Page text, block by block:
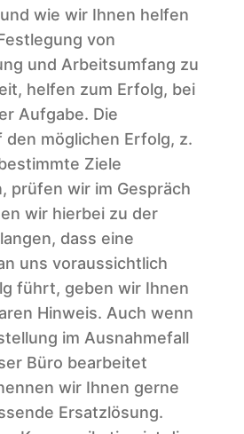
wie wir Ihnen helfen
von
und Arbeitsumfang zu
helfen zum Erfolg, bei
Aufgabe. Die
möglichen Erfolg, z.
Ziele
prüfen wir im Gespräch
wir hierbei zu der
dass eine
uns voraussichtlich
führt, geben wir Ihnen
Hinweis. Auch wenn
im Ausnahmefall
Büro bearbeitet
wir Ihnen gerne
Ersatzlösung.